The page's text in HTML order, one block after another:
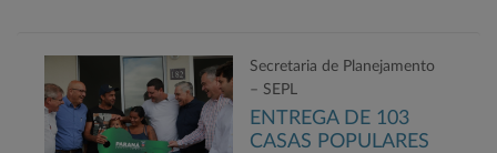
Secretaria de Planejamento
– SEPL
ENTREGA DE 103
CASAS POPULARES